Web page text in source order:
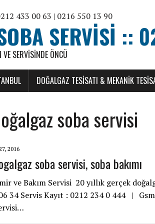
SERVISI
SERVISINDE ÖNCÜ
DOĞALGAZ TESISATI & MEKANIK
soba servisi
2016
soba servisi, soba bakımı
ve Bakım Servisi 20 yıllık gerçek
34 Servis Kayıt : 0212 234 0 444 |